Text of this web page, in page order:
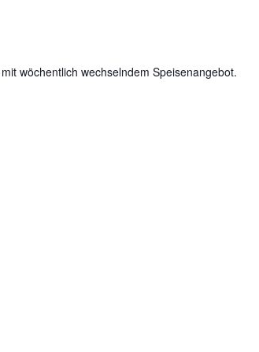
wöchentlich wechselndem Speisenangebot.